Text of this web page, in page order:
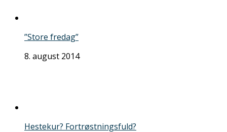
”Store fredag”
8. august 2014
Hestekur? Fortrøstningsfuld?